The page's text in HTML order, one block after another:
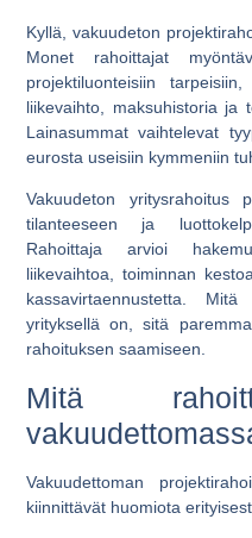
Kyllä, vakuudeton
Monet rahoittajat
projektiluonteisiin
liikevaihto, maksuhistoria ja
Lainasummat vaihtelevat
eurosta useisiin kymmeniin
Vakuudeton yritysrahoitus
tilanteeseen ja
Rahoittaja arvioi
liikevaihtoa, toiminnan
kassavirtaennustetta.
yrityksellä on, sitä
rahoituksen saamiseen.
Mitä
Vakuudettoman
kiinnittävät huomiota